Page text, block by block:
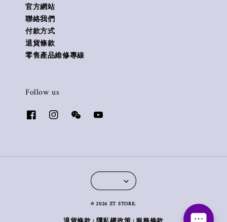
官方網站
聯絡我們
付款方式
退貨條款
零售產品維修專線
Follow us
© 2026 ZT STORE.